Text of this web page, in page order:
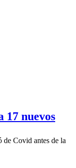
17 nuevos
de Covid antes de la